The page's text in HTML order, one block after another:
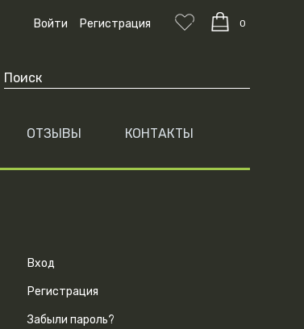
Войти Регистрация 0
ОТЗЫВЫ КОНТАКТЫ
Вход
Регистрация
Забыли пароль?